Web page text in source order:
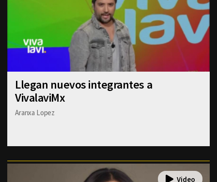
Llegan nuevos integrantes a
VivalaviMx
Aranxa Lopez